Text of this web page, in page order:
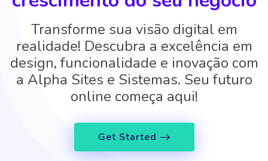
Transforme sua visão digital em
realidade! Descubra a excelência em
design, funcionalidade e inovação com
a Alpha Sites e Sistemas. Seu futuro
online começa aqui!
Get Started